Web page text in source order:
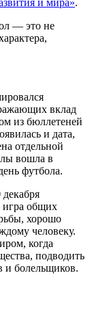
и мира».
— это не
вклад
из бюллетеней
и дата,
отдельной
вошла в
футбола.
игра общих
хорошо
человеку.
когда
подводить
и болельщиков.